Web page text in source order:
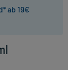
ab 19€